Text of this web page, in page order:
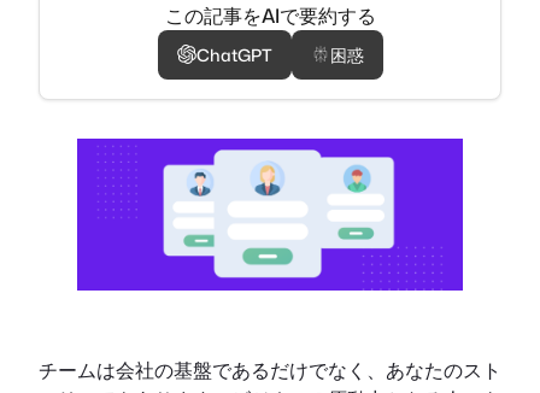
この記事をAIで要約する
ChatGPT 困惑
チームは会社の基盤であるだけでなく、あなたのスト